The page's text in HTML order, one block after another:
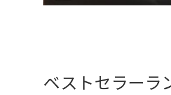
ベストセラーラ